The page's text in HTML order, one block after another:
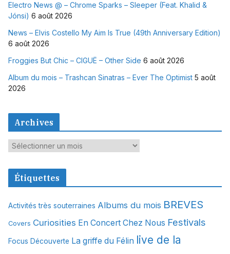
Electro News @ – Chrome Sparks – Sleeper (Feat. Khalid &
Jónsi) 6 août 2026
News – Elvis Costello My Aim Is True (49th Anniversary Edition)
6 août 2026
Froggies But Chic – CIGUË – Other Side 6 août 2026
Album du mois – Trashcan Sinatras – Ever The Optimist 5 août
2026
Archives
A
c
v
e
Étiquettes
Activités très souterraines Albums du mois BREVES
Covers Curiosities En Concert Chez Nous Festivals
Focus Découverte La griffe du Félin live de la